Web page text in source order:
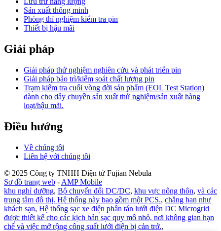
Sản xuất thông minh
Phòng thí nghiệm kiểm tra pin
Thiết bị hậu mãi
Giải pháp
Giải pháp thử nghiệm nghiên cứu và phát triển pin
Giải pháp bảo trì/kiểm soát chất lượng pin
Trạm kiểm tra cuối vòng đời sản phẩm (EOL Test Station)
dành cho dây chuyền sản xuất thử nghiệm/sản xuất hàng
loạt/hậu mãi.
Điều hướng
Về chúng tôi
Liên hệ với chúng tôi
© 2025 Công ty TNHH Điện tử Fujian Nebula
Sơ đồ trang web - AMP Mobile
khu nghỉ dưỡng, Bộ chuyển đổi DC/DC, khu vực nông thôn, và các
trung tâm đô thị. Hệ thống này bao gồm một PCS., chẳng hạn như
khách sạn, Hệ thống sạc xe điện phân tán lưới điện DC Microgrid
được thiết kế cho các kịch bản sạc quy mô nhỏ, nơi không gian hạn
chế và việc mở rộng công suất lưới điện bị cản trở.,